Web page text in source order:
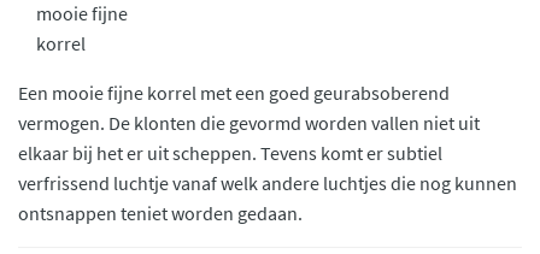
mooie fijne
korrel
Een mooie fijne korrel met een goed geurabsoberend
vermogen. De klonten die gevormd worden vallen niet uit
elkaar bij het er uit scheppen. Tevens komt er subtiel
verfrissend luchtje vanaf welk andere luchtjes die nog kunnen
ontsnappen teniet worden gedaan.